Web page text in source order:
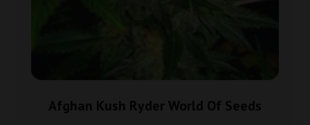
Afghan Kush Ryder World Of Seeds